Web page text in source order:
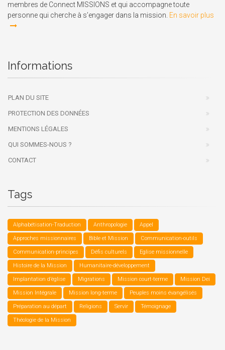
membres de Connect MISSIONS et qui accompagne toute
personne qui cherche à s’engager dans la mission. En savoir plus
Informations
PLAN DU SITE
PROTECTION DES DONNÉES
MENTIONS LÉGALES
QUI SOMMES-NOUS ?
CONTACT
Tags
Alphabétisation-Traduction Anthropologie Appel
Approches missionnaires Bible et Mission Communication-outils
Communication-principes Défis culturels Eglise missionnelle
Histoire de la Mission Humanitaire-développement
Implantation d’église Migrations Mission court-terme Mission Dei
Mission Intégrale Mission long-terme Peuples moins évangélisés
Préparation au départ Religions Servir Témoignage
Théologie de la Mission